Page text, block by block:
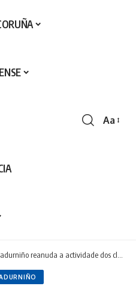
Aa
reanuda a actividade dos clubs de lectura